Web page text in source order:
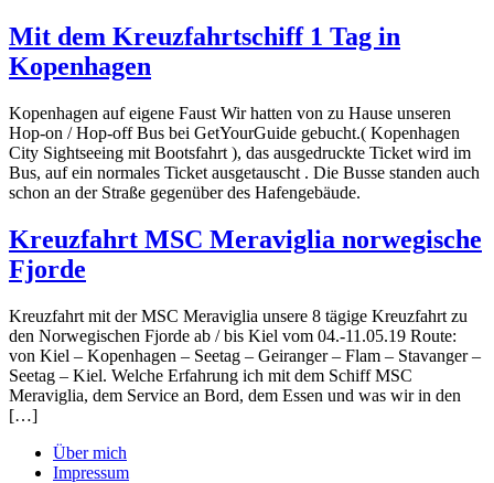
Mit dem Kreuzfahrtschiff 1 Tag in
Kopenhagen
Kopenhagen auf eigene Faust Wir hatten von zu Hause unseren
Hop-on / Hop-off Bus bei GetYourGuide gebucht.( Kopenhagen
City Sightseeing mit Bootsfahrt ), das ausgedruckte Ticket wird im
Bus, auf ein normales Ticket ausgetauscht . Die Busse standen auch
schon an der Straße gegenüber des Hafengebäude.
Kreuzfahrt MSC Meraviglia norwegische
Fjorde
Kreuzfahrt mit der MSC Meraviglia unsere 8 tägige Kreuzfahrt zu
den Norwegischen Fjorde ab / bis Kiel vom 04.-11.05.19 Route:
von Kiel – Kopenhagen – Seetag – Geiranger – Flam – Stavanger –
Seetag – Kiel. Welche Erfahrung ich mit dem Schiff MSC
Meraviglia, dem Service an Bord, dem Essen und was wir in den
[…]
Über mich
Impressum